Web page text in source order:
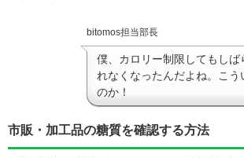
bitomos担当部長
僕、カロリー制限してもしば
れなくなったんだよね。こう
のか！
市販・加工品の糖質を確認する方法